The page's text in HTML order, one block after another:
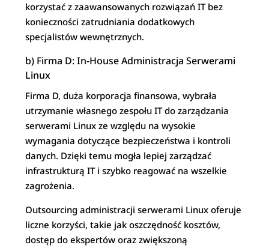
korzystać z zaawansowanych rozwiązań IT bez
konieczności zatrudniania dodatkowych
specjalistów wewnętrznych.
b) Firma D: In-House Administracja Serwerami
Linux
Firma D, duża korporacja finansowa, wybrała
utrzymanie własnego zespołu IT do zarządzania
serwerami Linux ze względu na wysokie
wymagania dotyczące bezpieczeństwa i kontroli
danych. Dzięki temu mogła lepiej zarządzać
infrastrukturą IT i szybko reagować na wszelkie
zagrożenia.
Outsourcing administracji serwerami Linux oferuje
liczne korzyści, takie jak oszczędność kosztów,
dostęp do ekspertów oraz zwiększoną